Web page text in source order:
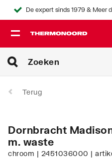
De expert sinds 1979 & Meer
Terug
Dornbracht
m. waste
chroom | 2451036000 |